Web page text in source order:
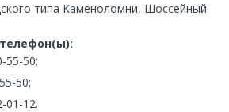
типа Каменоломни, Шоссейный
55-50;
50;
01-12.